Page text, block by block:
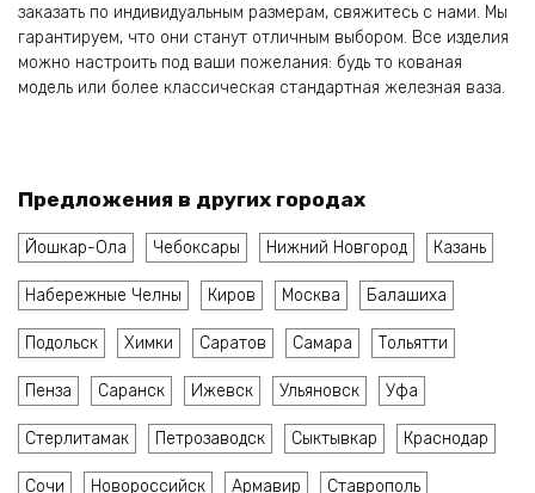
заказать по индивидуальным размерам, свяжитесь с нами. Мы
гарантируем, что они станут отличным выбором. Все изделия
можно настроить под ваши пожелания: будь то кованая
модель или более классическая стандартная железная ваза.
Предложения в других городах
Йошкар-Ола Чебоксары Нижний Новгород Казань
Набережные Челны Киров Москва Балашиха
Подольск Химки Саратов Самара Тольятти
Пенза Саранск Ижевск Ульяновск Уфа
Стерлитамак Петрозаводск Сыктывкар Краснодар
Сочи Новороссийск Армавир Ставрополь